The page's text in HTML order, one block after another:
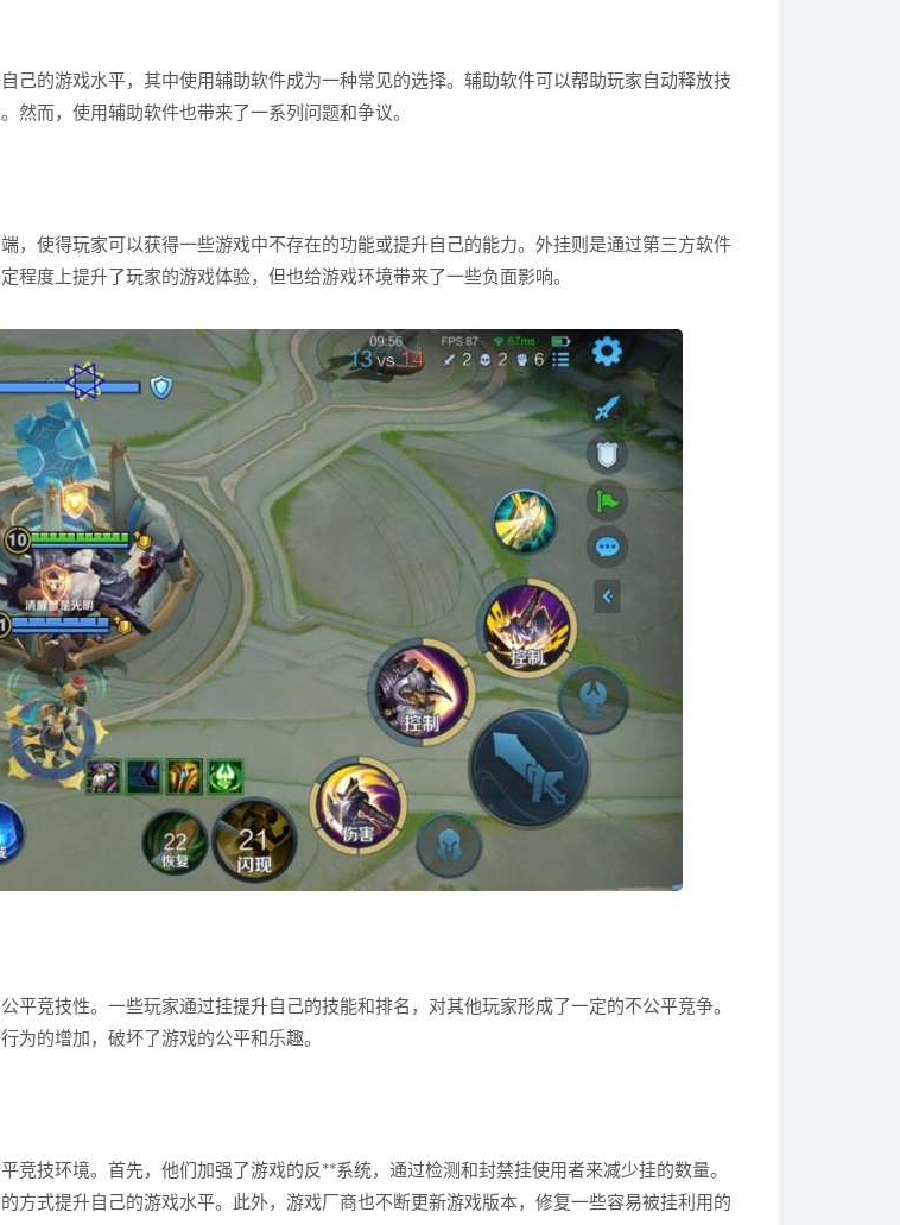
己的游戏水平，其中使用辅助软件成为一种常见的选择。辅助软件可以帮助玩家自动释放技
然而，使用辅助软件也带来了一系列问题和争议。
，使得玩家可以获得一些游戏中不存在的功能或提升自己的能力。外挂则是通过第三方软件
度上提升了玩家的游戏体验，但也给游戏环境带来了一些负面影响。
平竞技性。一些玩家通过挂提升自己的技能和排名，对其他玩家形成了一定的不公平竞争。
为的增加，破坏了游戏的公平和乐趣。
技环境。首先，他们加强了游戏的反**系统，通过检测和封禁挂使用者来减少挂的数量。
方式提升自己的游戏水平。此外，游戏厂商也不断更新游戏版本，修复一些容易被挂利用的